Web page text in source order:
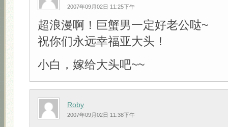
2007年09月02日 11:25下午
超浪漫啊！巨蟹男一定好老公哒~
祝你们永远幸福亚大头！
小白，嫁给大头吧~~
Roby
2007年09月02日 11:38下午